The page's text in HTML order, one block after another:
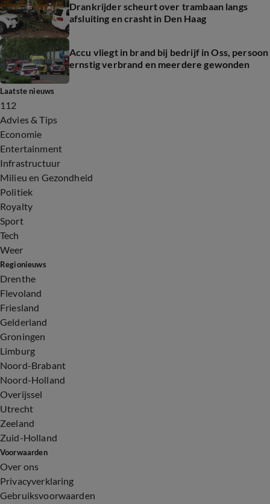
Drankrijder scheurt over trambaan langs
afsluiting en crasht in Den Haag
Accu vliegt in brand bij bedrijf in Oss, persoon
ernstig verbrand en meerdere gewonden
Laatste nieuws
112
Advies & Tips
Economie
Entertainment
Infrastructuur
Milieu en Gezondheid
Politiek
Royalty
Sport
Tech
Weer
Regionieuws
Drenthe
Flevoland
Friesland
Gelderland
Groningen
Limburg
Noord-Brabant
Noord-Holland
Overijssel
Utrecht
Zeeland
Zuid-Holland
Voorwaarden
Over ons
Privacyverklaring
Gebruiksvoorwaarden